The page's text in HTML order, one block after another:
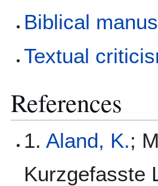
Biblical
Textual
References
1. Aland, K.;
Kurzgefasste